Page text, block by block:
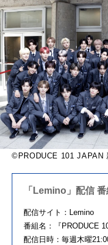
©PRODUCE 101 JAPAN
「Lemino」配信
配信サイト：Lemino
番組名：『PRODUCE
配信日時：毎週木曜